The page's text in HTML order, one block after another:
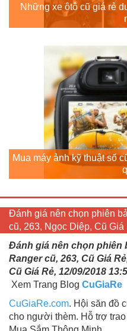
Những xe ôtô cũ giá rẻ
Mua máy ảnh kỹ thuật số
Đánh giá nên chọn phiên
cũ, 263, Ngọc Diệp, Cũ
Đánh giá nên chọn phiên
Ranger cũ, 263, Cũ Giá
Cũ Giá Rẻ, 12/09/2018
Xem Trang Blog CuGiaRe
CuGiaRe.com. Hội săn đồ
cho người thèm. Hỗ trợ